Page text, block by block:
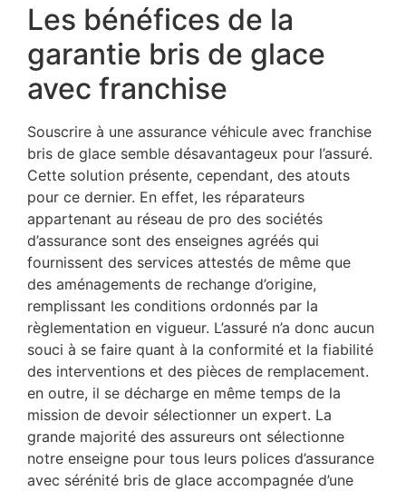
Les bénéfices de la
garantie bris de glace
avec franchise
Souscrire à une assurance véhicule avec franchise
bris de glace semble désavantageux pour l’assuré.
Cette solution présente, cependant, des atouts
pour ce dernier. En effet, les réparateurs
appartenant au réseau de pro des sociétés
d’assurance sont des enseignes agréés qui
fournissent des services attestés de même que
des aménagements de rechange d’origine,
remplissant les conditions ordonnés par la
règlementation en vigueur. L’assuré n’a donc aucun
souci à se faire quant à la conformité et la fiabilité
des interventions et des pièces de remplacement.
en outre, il se décharge en même temps de la
mission de devoir sélectionner un expert. La
grande majorité des assureurs ont sélectionne
notre enseigne pour tous leurs polices d’assurance
avec sérénité bris de glace accompagnée d’une